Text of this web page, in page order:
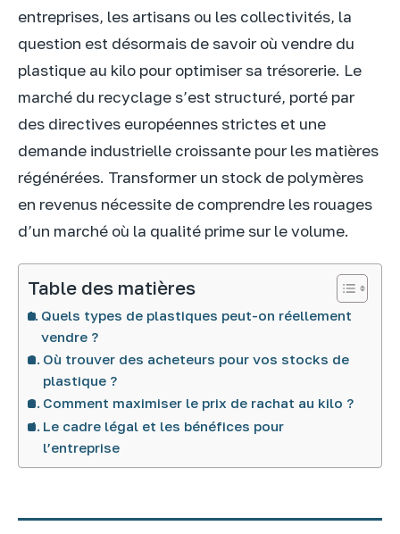
entreprises, les artisans ou les collectivités, la
question est désormais de savoir où vendre du
plastique au kilo pour optimiser sa trésorerie. Le
marché du recyclage s’est structuré, porté par
des directives européennes strictes et une
demande industrielle croissante pour les matières
régénérées. Transformer un stock de polymères
en revenus nécessite de comprendre les rouages
d’un marché où la qualité prime sur le volume.
Table des matières
Quels types de plastiques peut-on réellement
vendre ?
Où trouver des acheteurs pour vos stocks de
plastique ?
Comment maximiser le prix de rachat au kilo ?
Le cadre légal et les bénéfices pour
l’entreprise